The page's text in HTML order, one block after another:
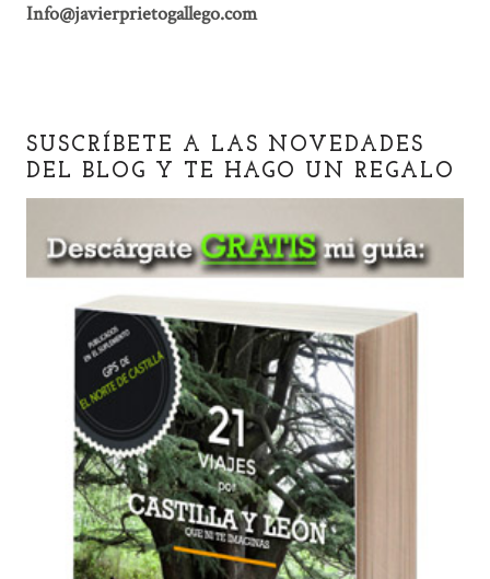
Info@javierprietogallego.com
SUSCRÍBETE A LAS NOVEDADES
DEL BLOG Y TE HAGO UN REGALO